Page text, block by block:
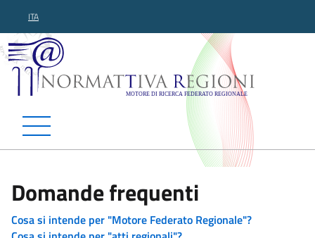
ITA
Normattiva Regioni -
Domande frequenti
Cosa si intende per "Motore Federato Regionale"?